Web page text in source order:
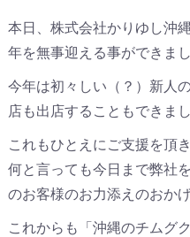
本日、株式会社かりゆし沖
年を無事迎える事ができまし
今年は初々しい（？）新人
店も出店することもできまし
これもひとえにご支援を頂
何と言っても今日まで弊社
のお客様のお力添えのおか
これからも「沖縄のチムグ